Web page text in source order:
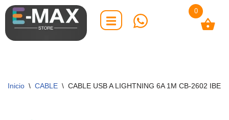
Saltar
al
Inicio \ CABLE \ CABLE USB A LIGHTNING 6A 1M CB-2602 IBEK
0